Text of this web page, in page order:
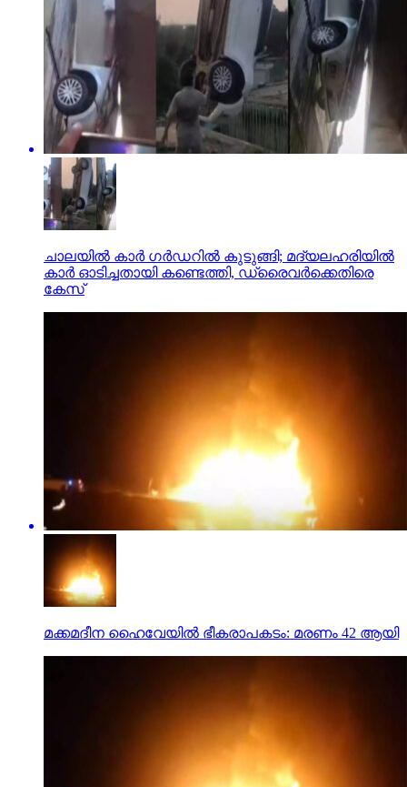
ചാലയിൽ കാർ ഗർഡറിൽ കുടുങ്ങി; മദ്യലഹരിയിൽ
കാർ ഓടിച്ചതായി കണ്ടെത്തി, ഡ്രൈവർക്കെതിരെ
കേസ്
മക്കമദീന ഹൈവേയില്‍ ഭീകരാപകടം: മരണം 42 ആയി